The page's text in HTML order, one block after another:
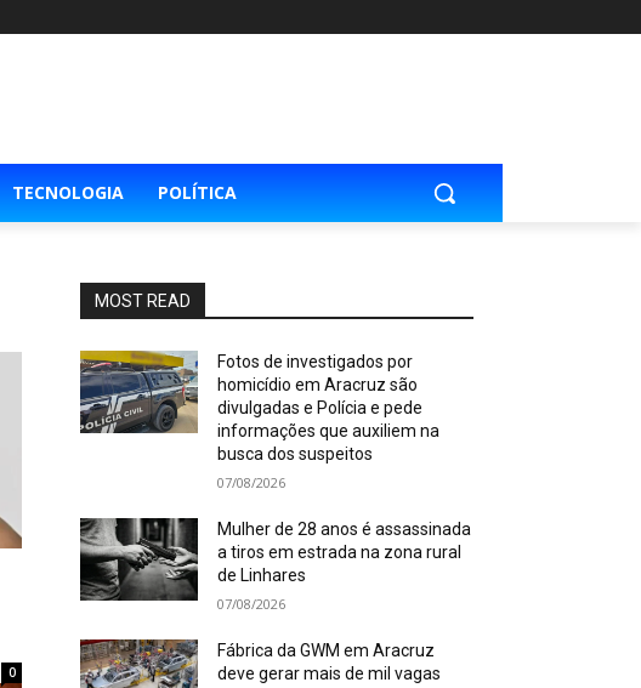
TECNOLOGIA POLÍTICA
0
MOST READ
Fotos de investigados por
homicídio em Aracruz são
divulgadas e Polícia e pede
informações que auxiliem na
busca dos suspeitos
07/08/2026
Mulher de 28 anos é assassinada
a tiros em estrada na zona rural
de Linhares
07/08/2026
Fábrica da GWM em Aracruz
deve gerar mais de mil vagas